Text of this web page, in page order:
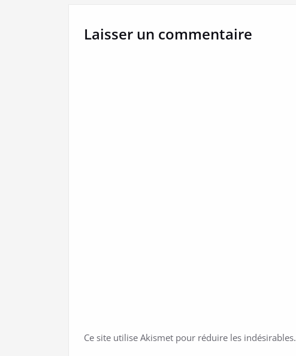
Laisser un commentaire
Ce site utilise Akismet pour réduire les indésirables.